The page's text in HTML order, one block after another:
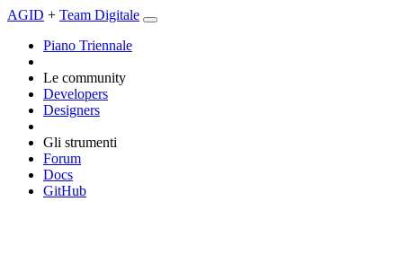
AGID + Team Digitale
Piano Triennale
Le community
Developers
Designers
Gli strumenti
Forum
Docs
GitHub